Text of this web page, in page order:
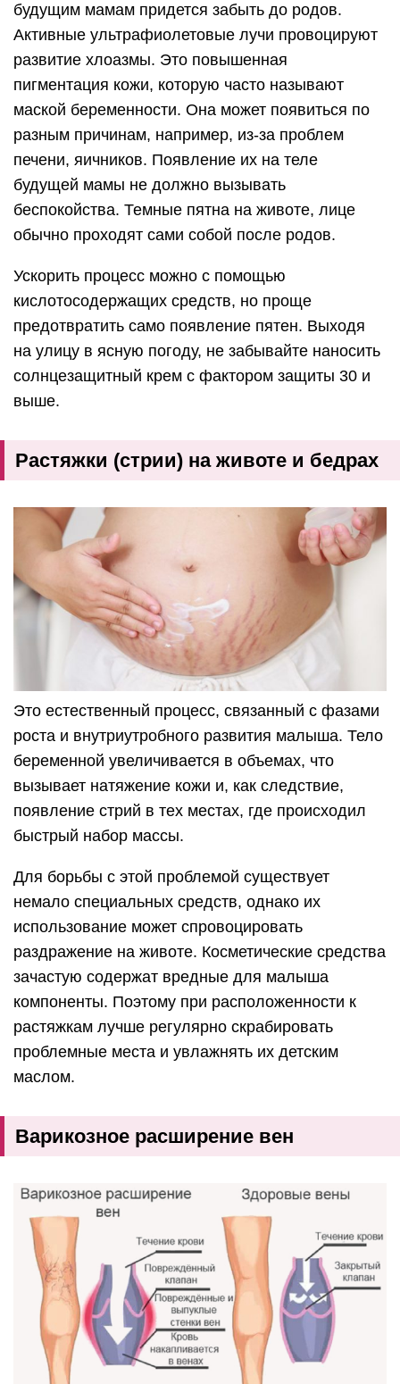
будущим мамам придется забыть до родов.
Активные ультрафиолетовые лучи провоцируют
развитие хлоазмы. Это повышенная
пигментация кожи, которую часто называют
маской беременности. Она может появиться по
разным причинам, например, из-за проблем
печени, яичников. Появление их на теле
будущей мамы не должно вызывать
беспокойства. Темные пятна на животе, лице
обычно проходят сами собой после родов.
Ускорить процесс можно с помощью
кислотосодержащих средств, но проще
предотвратить само появление пятен. Выходя
на улицу в ясную погоду, не забывайте наносить
солнцезащитный крем с фактором защиты 30 и
выше.
Растяжки (стрии) на животе и бедрах
Это естественный процесс, связанный с фазами
роста и внутриутробного развития малыша. Тело
беременной увеличивается в объемах, что
вызывает натяжение кожи и, как следствие,
появление стрий в тех местах, где происходил
быстрый набор массы.
Для борьбы с этой проблемой существует
немало специальных средств, однако их
использование может спровоцировать
раздражение на животе. Косметические средства
зачастую содержат вредные для малыша
компоненты. Поэтому при расположенности к
растяжкам лучше регулярно скрабировать
проблемные места и увлажнять их детским
маслом.
Варикозное расширение вен